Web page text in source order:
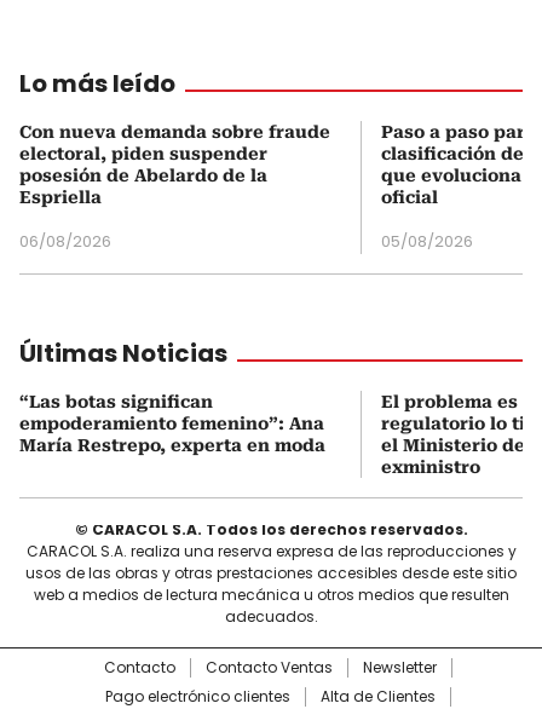
Lo más leído
Con nueva demanda sobre fraude
electoral, piden suspender
posesión de Abelardo de la
Espriella
06/08/2026
Paso a paso
clasificación del
que evoluciona
oficial
05/08/2026
Últimas Noticias
“Las botas significan
empoderamiento femenino”: Ana
María Restrepo, experta en moda
El problema es
regulatorio lo
el Ministerio de
exministro
© CARACOL S.A. Todos los derechos reservados.
CARACOL S.A. realiza una reserva expresa de las reproducciones y
usos de las obras y otras prestaciones accesibles desde este sitio
web a medios de lectura mecánica u otros medios que resulten
adecuados.
Contacto Contacto Ventas
Newsletter
Pago electrónico clientes
Alta de Clientes